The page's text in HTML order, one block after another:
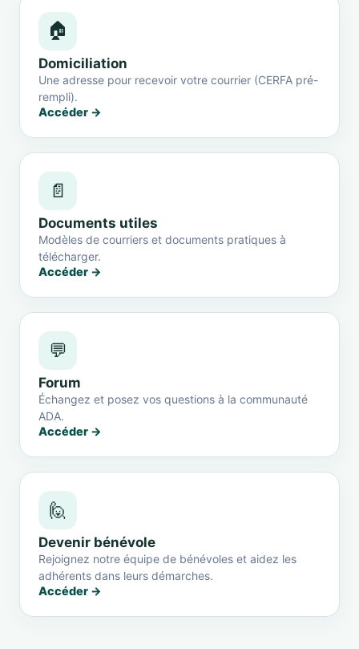
🏠
Domiciliation
Une adresse pour recevoir votre courrier (CERFA pré-
rempli).
Accéder →
📄
Documents utiles
Modèles de courriers et documents pratiques à
télécharger.
Accéder →
💬
Forum
Échangez et posez vos questions à la communauté
ADA.
Accéder →
🙋
Devenir bénévole
Rejoignez notre équipe de bénévoles et aidez les
adhérents dans leurs démarches.
Accéder →